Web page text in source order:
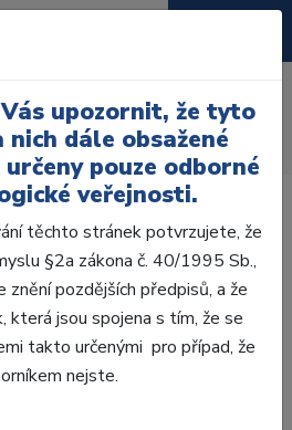
I52-D36, C4
upozornit, že tyto
dále obsažené
pouze odborné
veřejnosti.
těchto stránek potvrzujete, že
§2a zákona č. 40/1995 Sb.,
znění pozdějších předpisů, a že
která jsou spojena s tím, že se
takto určenými pro případ, že
nejste.